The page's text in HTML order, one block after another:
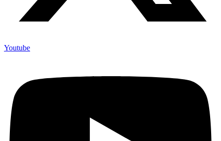
Youtube